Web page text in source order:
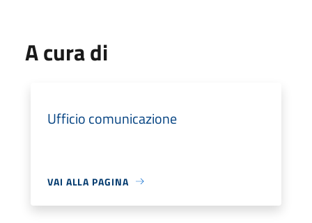
A cura di
Ufficio comunicazione
VAI ALLA PAGINA